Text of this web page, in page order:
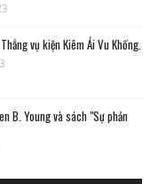
vụ kiện Kiêm Ái Vu Khống.
B. Young và sách "Sự phản